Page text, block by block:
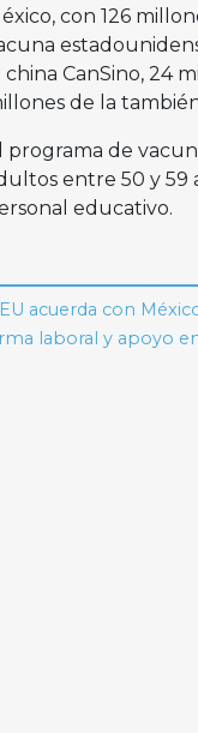
con 126
china CanSino, 24
de la
programa de
entre 50 y 59
educativo.
acuerda con
laboral y apoyo